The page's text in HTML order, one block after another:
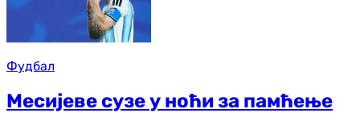
Фудбал
Месијеве сузе у ноћи за памћење